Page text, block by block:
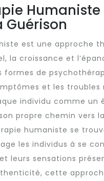
Guérison
est une approche
la croissance et
formes de
et les
individu comme
propre chemin vers
humaniste se
les individus à se
leurs sensations
cette